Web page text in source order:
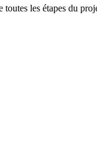
les étapes du